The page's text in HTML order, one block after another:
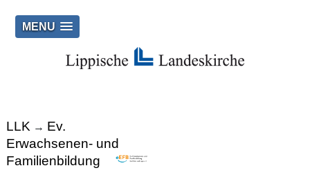
MENU
LLK → Ev.
Erwachsenen- und
Familienbildung